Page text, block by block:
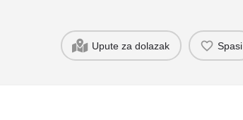
Upute za dolazak Spasi